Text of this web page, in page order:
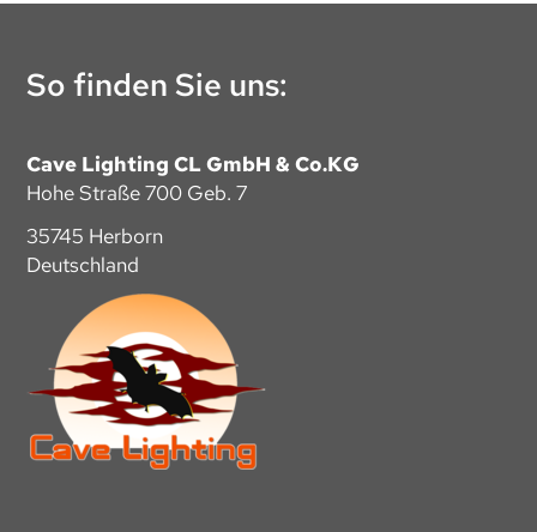
So finden Sie uns:
Cave Lighting CL GmbH & Co.KG
Hohe Straße 700 Geb. 7
35745 Herborn
Deutschland